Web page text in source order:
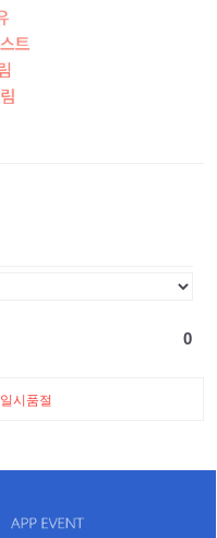
0
일시품절